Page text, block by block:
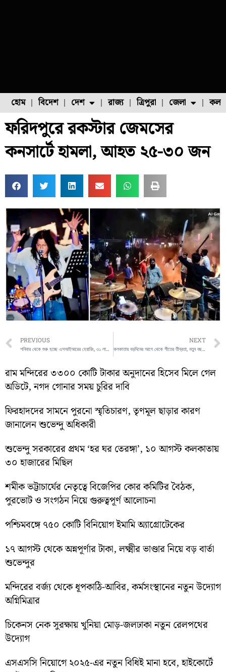
হোম বিদেশ দেশ
ফুল চাষ ফল চাষ মাছ চাষ
রাজ্য ত্রিপুরা জেলা
ফরিদপুরে রকস্টার জেমসের
কনসার্টে হামলা, আহত ২৫-৩০ জন
Prev
PREVIOUS
শনিবার থেকে শুরু হচ্ছে এসআইআরের হেয়ারিং, ৩১ লাখের বেশি ভোটার ডাকা
NEXT
কলকাতায় বড়দিনের আগে থেকে শীতের তীব্রতা, নতুন বছরে সামান্য উষ্ণতা
রাম মন্দিরের ৩৩০০ কোটি টাকার অনুদানের হিসেব মিলে গেল
অডিটে, নগদ গোনার সময় চুরির দাবি
ফিরহাদদের সামনে পুরনো স্মৃতিচারণ, তৃণমূল ছাড়ার কারণ
জানালেন শুভেন্দু অধিকারী
শুভেন্দু সরকারের প্রথম ‘হর ঘর তেরঙ্গা’, ১০ আগস্ট কলকাতায়
৩০ হাজারের মিছিল
শমীক ভট্টাচার্যের নেতৃত্বে বিজেপির কোর কমিটির বৈঠক,
পুরভোট ও সংগঠন নিয়ে গুরুত্বপূর্ণ আলোচনা
পশ্চিমবঙ্গে ৭৫০ কোটি বিনিয়োগ ইমামি অ্যাগ্রোটেকের
১৭ আগস্ট থেকে অন্নপূর্ণার টাকা, লক্ষ্মীর ভাণ্ডার নিয়ে বড় বার্তা
শুভেন্দুর
মন্দিরের বর্জ্য থেকে ধূপকাঠি-আবির, কর্মসংস্থানের নতুন উদ্যোগ
অগ্নিমিত্রার
চিকেনস নেক সুরক্ষায় খুনিয়া মোড়-জলঢাকা নতুন রেলপথের
উদ্যোগ
এসএসসি নিয়োগে ২০২৫-এর নতুন বিধিই মানা হবে, হাইকোর্টে